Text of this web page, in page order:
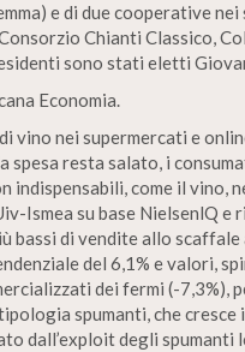
e di due cooperative
Chianti Classico,
sono stati eletti
Economia.
vino nei supermercati e
spesa resta salato, i
indispensabili, come il
Ismea su base NielsenlQ e
bassi di vendite allo
del 6,1% e valori,
dei fermi (-7,3%),
spumanti, che cresce
dall’exploit degli spumanti